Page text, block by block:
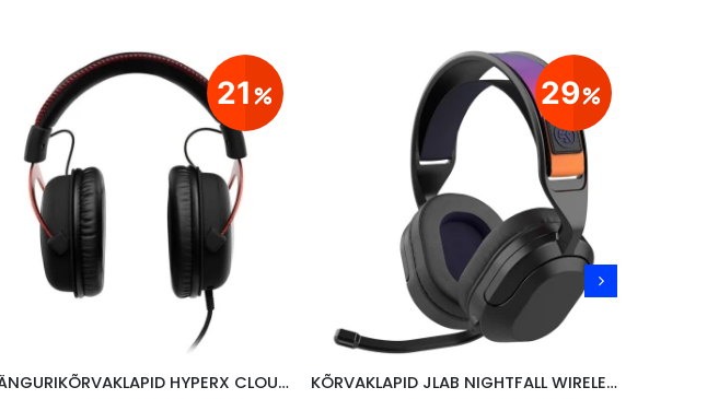
21
MÄNGURIKÕRVAKLAPID HYPERX CLOUD II, PUNANE
29
KÕRVAKLAPID JLAB NIGHTFALL WIRELESS/ BLUETOOTH,PC/ SWITCH/PS, MUST